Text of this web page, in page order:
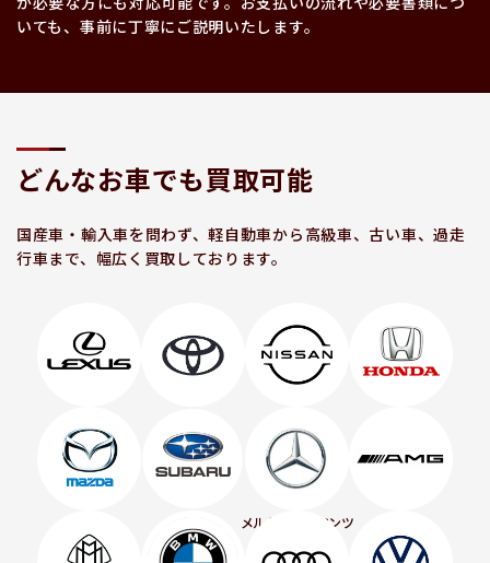
いても、事前に丁寧にご説明いたします。
どんなお車でも買取可能
国産車・輸入車を問わず、軽自動車から高級車、古い車、過走
行車まで、幅広く買取しております。
メルセデス・ベンツ